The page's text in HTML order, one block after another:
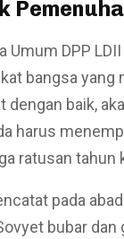
Umum DPP
bangsa
baik,
harus
ratusan tahun
pada
bubar